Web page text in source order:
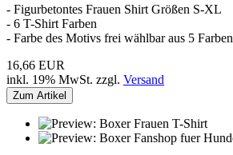
- Figurbetontes Frauen Shirt Größen S-XL
- 6 T-Shirt Farben
- Farbe des Motivs frei wählbar aus 5 Farben
16,66 EUR
inkl. 19% MwSt. zzgl. Versand
Zum Artikel